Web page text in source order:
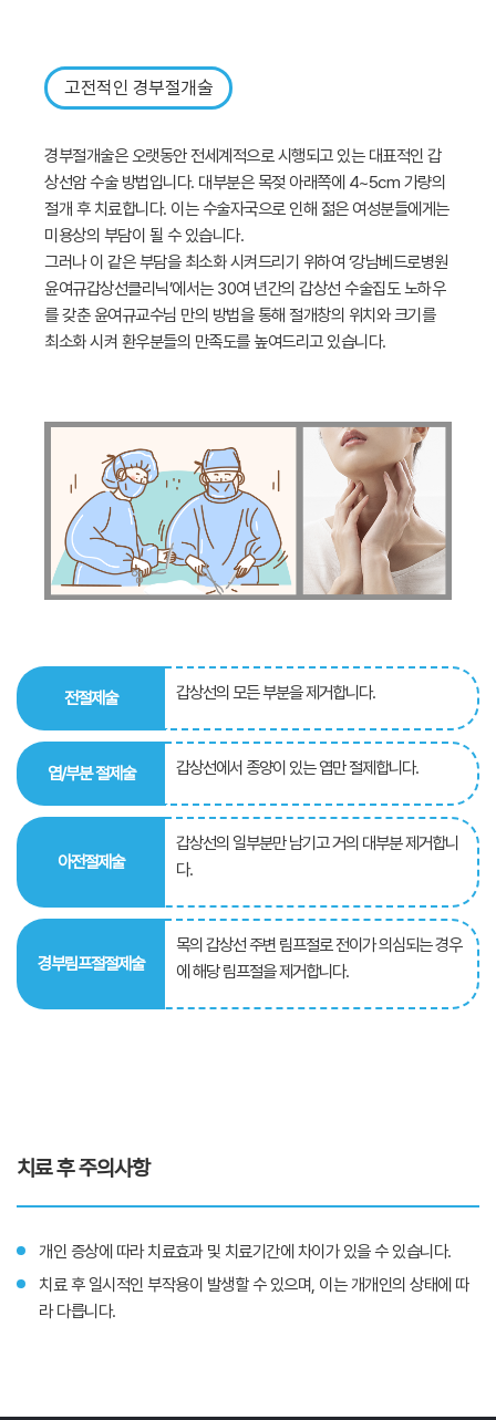
고전적인 경부절개술
경부절개술은 오랫동안 전세계적으로 시행되고 있는 대표적인 갑
상선암 수술 방법입니다. 대부분은 목젖 아래쪽에 4~5cm 가량의
절개 후 치료합니다. 이는 수술자국으로 인해 젊은 여성분들에게는
미용상의 부담이 될 수 있습니다.
그러나 이 같은 부담을 최소화 시켜드리기 위하여 ‘강남베드로병원
윤여규갑상선클리닉’에서는 30여 년간의 갑상선 수술집도 노하우
를 갖춘 윤여규교수님 만의 방법을 통해 절개창의 위치와 크기를
최소화 시켜 환우분들의 만족도를 높여드리고 있습니다.
전절제술 갑상선의 모든 부분을 제거합니다.
엽/부분 절제술 갑상선에서 종양이 있는 엽만 절제합니다.
아전절제술
갑상선의 일부분만 남기고 거의 대부분 제거합니
다.
경부림프절절제술
목의 갑상선 주변 림프절로 전이가 의심되는 경우
에 해당 림프절을 제거합니다.
치료 후 주의사항
개인 증상에 따라 치료효과 및 치료기간에 차이가 있을 수 있습니다.
치료 후 일시적인 부작용이 발생할 수 있으며, 이는 개개인의 상태에 따
라 다릅니다.